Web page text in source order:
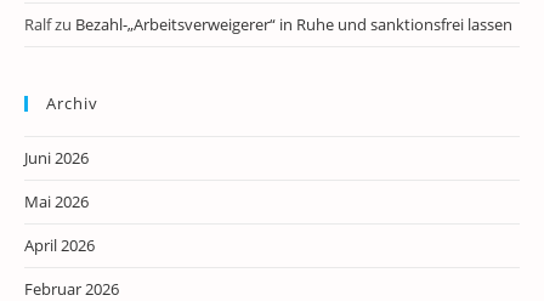
Ralfzu Bezahl-„Arbeitsverweigerer“ in Ruhe und sanktionsfrei lassen
Archiv
Juni 2026
Mai 2026
April 2026
Februar 2026